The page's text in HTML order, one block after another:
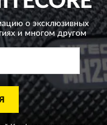
о эксклюзивных
и многом другом